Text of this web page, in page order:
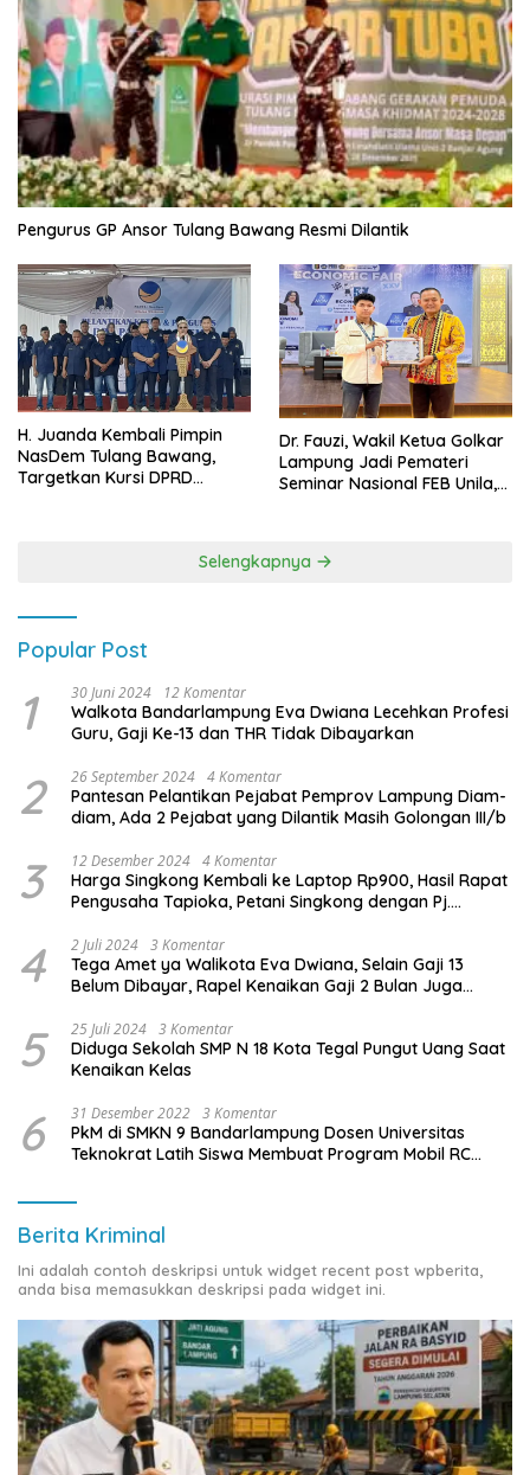
Pengurus GP Ansor Tulang Bawang Resmi Dilantik
H. Juanda Kembali Pimpin
NasDem Tulang Bawang,
Targetkan Kursi DPRD
Dr. Fauzi, Wakil Ketua Golkar
Lampung Jadi Pemateri
Seminar Nasional FEB Unila,
Selengkapnya
Popular Post
1 30 Juni 2024 12 Komentar
Walkota Bandarlampung Eva Dwiana Lecehkan Profesi
Guru, Gaji Ke-13 dan THR Tidak Dibayarkan
2 26 September 2024 4 Komentar
Pantesan Pelantikan Pejabat Pemprov Lampung Diam-
diam, Ada 2 Pejabat yang Dilantik Masih Golongan III/b
3 12 Desember 2024 4 Komentar
Harga Singkong Kembali ke Laptop Rp900, Hasil Rapat
Pengusaha Tapioka, Petani Singkong dengan Pj.
4 2 Juli 2024 3 Komentar
Tega Amet ya Walikota Eva Dwiana, Selain Gaji 13
Belum Dibayar, Rapel Kenaikan Gaji 2 Bulan Juga
5 25 Juli 2024 3 Komentar
Diduga Sekolah SMP N 18 Kota Tegal Pungut Uang Saat
Kenaikan Kelas
6 31 Desember 2022 3 Komentar
PkM di SMKN 9 Bandarlampung Dosen Universitas
Teknokrat Latih Siswa Membuat Program Mobil RC
Berita Kriminal
Ini adalah contoh deskripsi untuk widget recent post wpberita,
anda bisa memasukkan deskripsi pada widget ini.